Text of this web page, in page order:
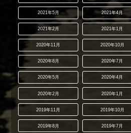
2021年5月 2021年4月
2021年2月 2021年1月
2020年11月 2020年10月
2020年8月 2020年7月
2020年5月 2020年4月
2020年2月 2020年1月
2019年11月 2019年10月
2019年8月 2019年7月